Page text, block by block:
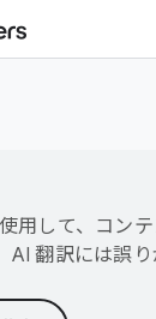
用して、コン
AI 翻訳には誤